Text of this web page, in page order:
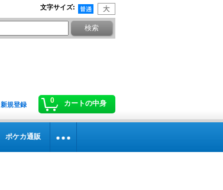
文字サイズ:
0 カートの中身
新規登録
ポケカ通販